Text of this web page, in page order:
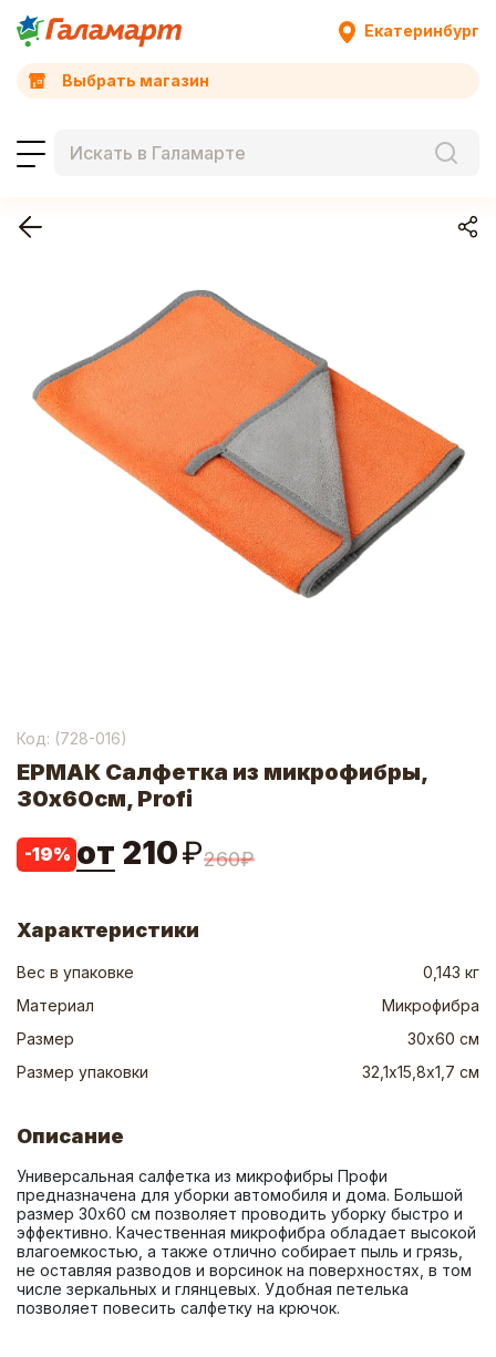
Екатеринбург
Выбрать магазин
Код: (728-016)
ЕРМАК Салфетка из микрофибры,
30х60см, Profi
-19% от 210₽260₽
Характеристики
Вес в упаковке
0,143 кг
Материал
Микрофибра
Размер
30х60 см
Размер упаковки
32,1х15,8х1,7 см
Описание
Универсальная салфетка из микрофибры Профи
предназначена для уборки автомобиля и дома. Большой
размер 30х60 см позволяет проводить уборку быстро и
эффективно. Качественная микрофибра обладает высокой
влагоемкостью, а также отлично собирает пыль и грязь,
не оставляя разводов и ворсинок на поверхностях, в том
числе зеркальных и глянцевых. Удобная петелька
позволяет повесить салфетку на крючок.